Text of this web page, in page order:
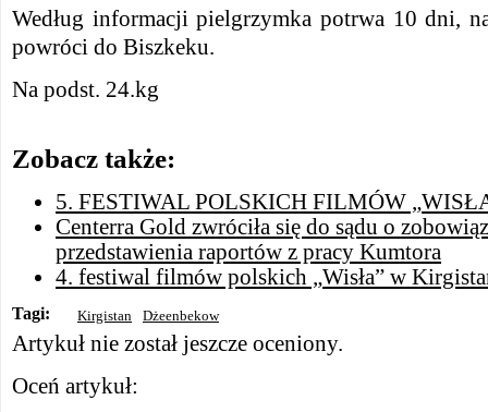
Według informacji pielgrzymka potrwa 10 dni,
powróci do Biszkeku.
Na podst. 24.kg
Zobacz także:
5. FESTIWAL POLSKICH FILMÓW
Centerra Gold zwróciła się do sądu o
przedstawienia raportów z pracy Kumtora
4. festiwal filmów polskich „Wisła” w
Tagi: Kirgistan Dżeenbekow
Artykuł nie został jeszcze oceniony.
Oceń artykuł: